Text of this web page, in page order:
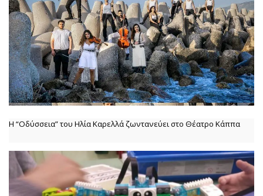
Η “Οδύσσεια” του Ηλία Καρελλά ζωντανεύει στο Θέατρο Κάππα